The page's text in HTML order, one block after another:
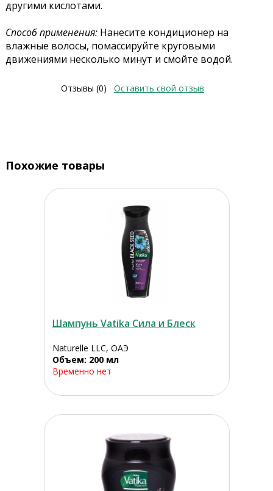
другими кислотами.
Способ применения: Нанесите кондиционер на
влажные волосы, помассируйте круговыми
движениями несколько минут и смойте водой.
Отзывы (0) Оставить свой отзыв
Похожие товары
Шампунь Vatika Сила и Блеск
Naturelle LLC, ОАЭ
Объем: 200 мл
Временно нет